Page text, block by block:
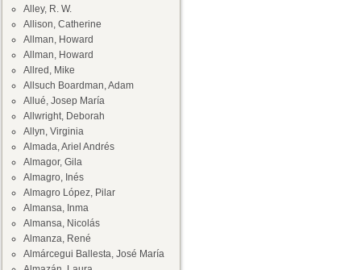
Alley, R. W.
Allison, Catherine
Allman, Howard
Allman, Howard
Allred, Mike
Allsuch Boardman, Adam
Allué, Josep María
Allwright, Deborah
Allyn, Virginia
Almada, Ariel Andrés
Almagor, Gila
Almagro, Inés
Almagro López, Pilar
Almansa, Inma
Almansa, Nicolás
Almanza, René
Almárcegui Ballesta, José María